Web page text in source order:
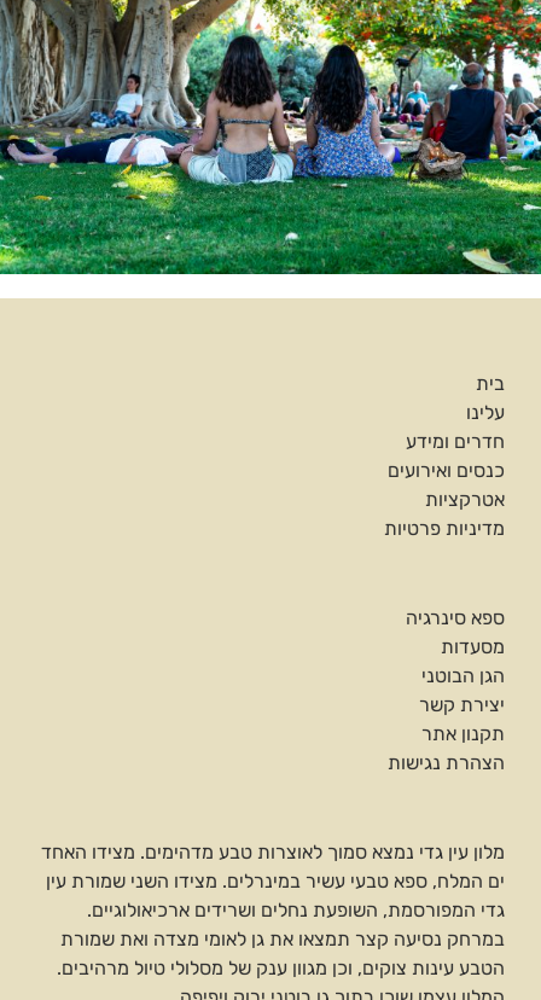
בית
עלינו
חדרים ומידע
כנסים ואירועים
אטרקציות
מדיניות פרטיות
ספא סינרגיה
מסעדות
הגן הבוטני
יצירת קשר
תקנון אתר
הצהרת נגישות
מלון עין גדי נמצא סמוך לאוצרות טבע מדהימים. מצידו האחד
ים המלח, ספא טבעי עשיר במינרלים. מצידו השני שמורת עין
גדי המפורסמת, השופעת נחלים ושרידים ארכיאולוגיים.
במרחק נסיעה קצר תמצאו את גן לאומי מצדה ואת שמורת
הטבע עינות צוקים, וכן מגוון ענק של מסלולי טיול מרהיבים.